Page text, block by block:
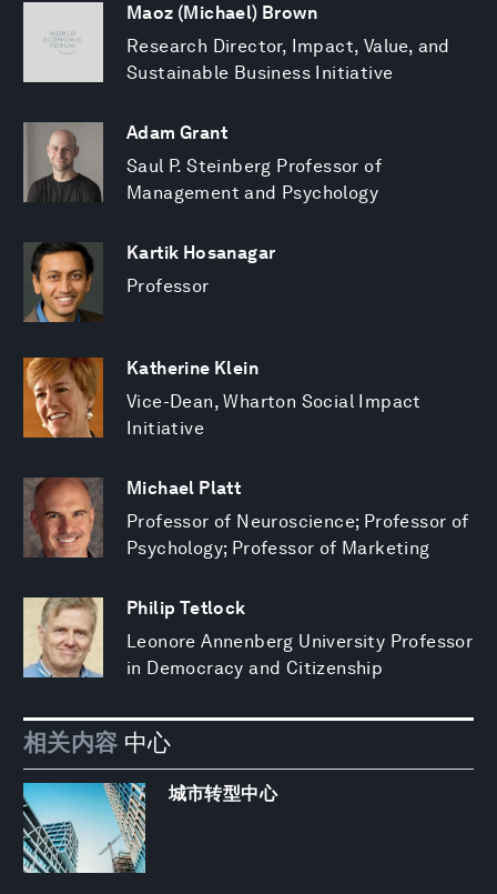
Maoz (Michael) Brown
Research Director, Impact, Value, and
Sustainable Business Initiative
Adam Grant
Saul P. Steinberg Professor of
Management and Psychology
Kartik Hosanagar
Professor
Katherine Klein
Vice-Dean, Wharton Social Impact
Initiative
Michael Platt
Professor of Neuroscience; Professor of
Psychology; Professor of Marketing
Philip Tetlock
Leonore Annenberg University Professor
in Democracy and Citizenship
相关内容 中心
城市转型中心